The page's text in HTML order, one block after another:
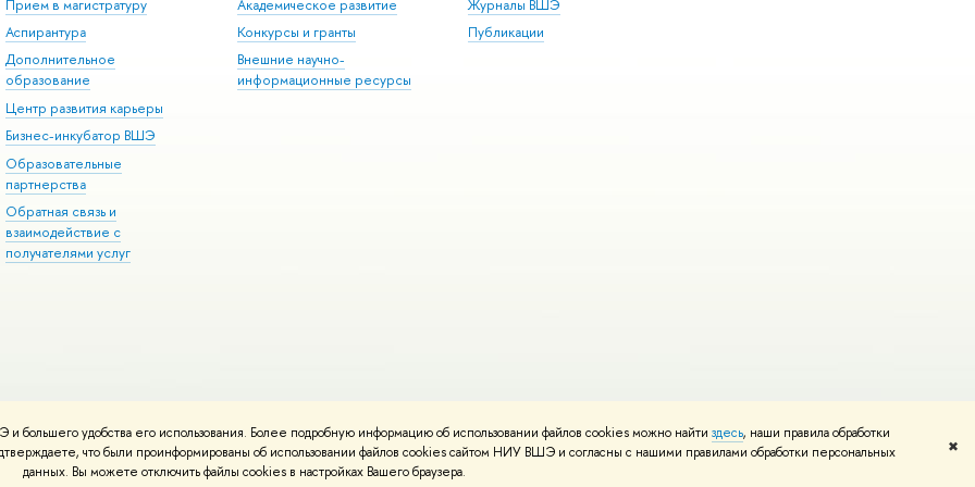
удобства его использования. Более подробную информацию об использовании файлов cookies можно найти здесь, наши правила обработки
что были проинформированы об использовании файлов cookies сайтом НИУ ВШЭ и согласны с нашими правилами обработки персональных
данных. Вы можете отключить файлы cookies в настройках Вашего браузера.
✖
Прием в магистратуру
Аспирантура
Дополнительное
образование
Центр развития карьеры
Бизнес-инкубатор ВШЭ
Образовательные
партнерства
Обратная связь и
взаимодействие с
получателями услуг
Академическое развитие
Конкурсы и гранты
Внешние научно-
информационные ресурсы
Журналы ВШЭ
Публикации
Редактору
Условия использования материалов Политика конфиденциальности Карта сайта
вШколе дизайна НИУ ВШЭ